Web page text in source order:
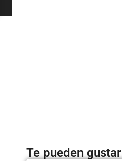
Te pueden gustar